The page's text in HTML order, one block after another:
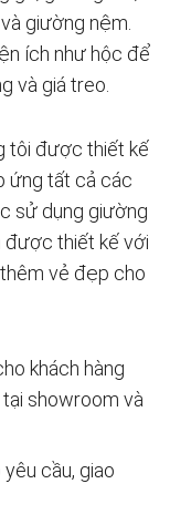
giường nệm.
ích như hộc để
và giá treo.
tôi được thiết kế
ứng tất cả các
sử dụng giường
được thiết kế với
vẻ đẹp cho
khách hàng
showroom và
cầu, giao